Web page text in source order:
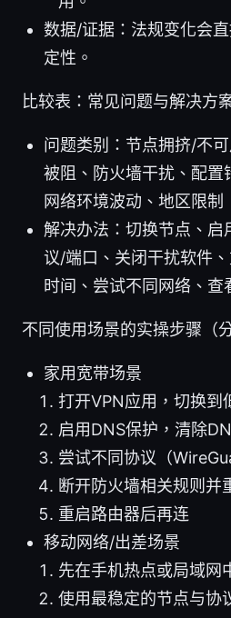
数据/证据：法规变化会
定性。
比较表：常见问题与解决方
问题类别：节点拥挤/不
被阻、防火墙干扰、配置
网络环境波动、地区限制
解决办法：切换节点、启
议/端口、关闭干扰软件
时间、尝试不同网络、查
不同使用场景的实操步骤（
家用宽带场景
打开VPN应用，切换到
启用DNS保护，清除
尝试不同协议（
断开防火墙相关规则并
重启路由器后再连
移动网络/出差场景
先在手机热点或局域网
使用最稳定的节点与协